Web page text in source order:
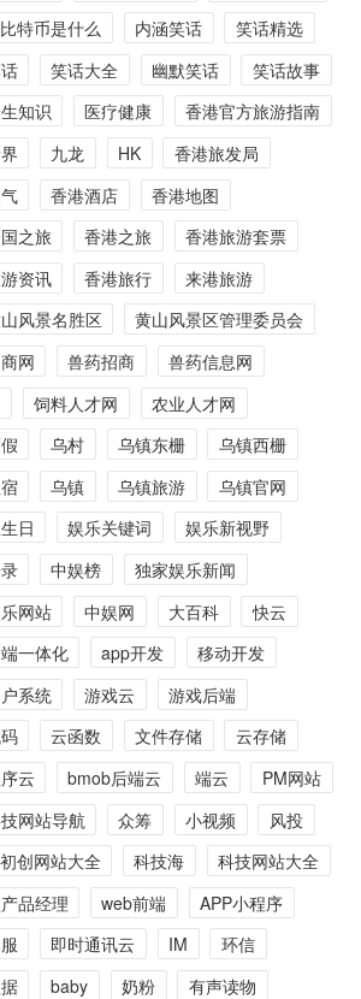
比特币是什么 内涵笑话
笑话精选
笑话大全 幽默笑话
笑话故事
知识 医疗健康
香港官方旅游指南
九龙 HK
香港旅发局
香港酒店
香港地图
之旅 香港之旅
香港旅游套票
资讯 香港旅行
来港旅游
风景名胜区
黄山风景区管理委员会
网 兽药招商
兽药信息网
饲料人才网
农业人才网
乌村 乌镇东栅
乌镇西栅
乌镇 乌镇旅游
乌镇官网
日 娱乐关键词
娱乐新视野
中娱榜
独家娱乐新闻
网站 中娱网 大百科
快云
一体化 app开发
移动开发
系统 游戏云
游戏后端
云函数 文件存储
云存储
云 bmob后端云 端云
PM网站
网站导航 众筹 小视频
风投
初创网站大全 科技海
科技网站大全
品经理 web前端
APP小程序
即时通讯云 IM
环信
baby 奶粉
有声读物